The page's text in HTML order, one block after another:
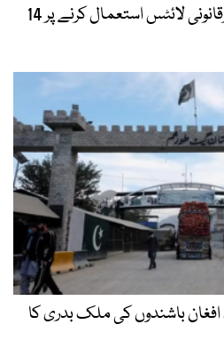
سال بھر میں ہائی بیم اور غیرقانونی لائٹس استعمال کرنے پر 14
افغان باشندوں کی ملک بدری کا